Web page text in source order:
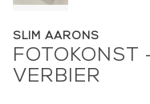
SLIM AARONS
FOTOKONST
VERBIER